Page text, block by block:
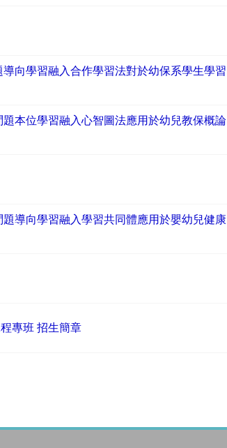
向學習融入合作學習法對於幼保系學生學習
本位學習融入心智圖法應用於幼兒教保概論
導向學習融入學習共同體應用於嬰幼兒健康
專班 招生簡章